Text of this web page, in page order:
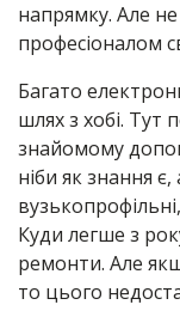
напрямку. Але
професіоналом
Багато
шлях з хобі. Тут
знайомому
ніби як знання є,
Куди легше з
ремонти. Але
то цього